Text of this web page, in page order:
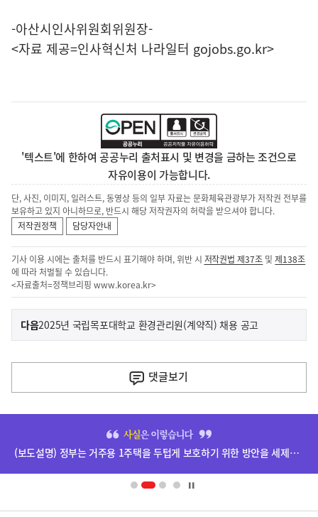
-아산시인사위원회위원장-
<자료 제공=인사혁신처 나라일터 gojobs.go.kr>
'텍스트'에 한하여 공공누리 출처표시 및 변경을 금하는 조건으로
자유이용이 가능합니다.
단, 사진, 이미지, 일러스트, 동영상 등의 일부 자료는 문화체육관광부가 저작권 전부를
보유하고 있지 아니하므로, 반드시 해당 저작권자의 허락을 받으셔야 합니다.
저작권정책
담당자안내
기사 이용 시에는 출처를 반드시 표기해야 하며, 위반 시 저작권법 제37조 및제138조
에 따라 처벌될 수 있습니다.
<자료출처=정책브리핑 www.korea.kr>
이
전
다
음
기
다음기
사
2025년 국립목포대학교 환경관리원(계약직) 채용 공고
댓글보기
배
영
(보도설명) 정부는 거주용 1주택을 두텁게 보호하기 위한 방안을 세제개편안에 담았습니다.